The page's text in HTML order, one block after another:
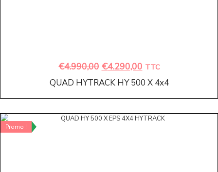
€4.990,00 €4.290,00 TTC
QUAD HYTRACK HY 500 X 4x4
Promo !